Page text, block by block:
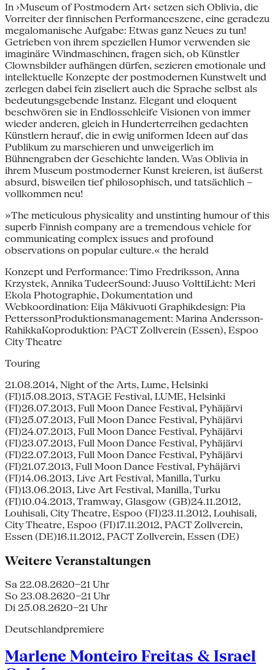
In ›Museum of Postmodern Art‹ setzen sich Oblivia, die
Vorreiter der finnischen Performanceszene, eine geradezu
megalomanische Aufgabe: Etwas ganz Neues zu tun!
Getrieben von ihrem speziellen Humor verwenden sie
imaginäre Windmaschinen, fragen sich, ob Künstler
Clownsbilder aufhängen dürfen, sezieren emotionale und
intellektuelle Konzepte der postmodernen Kunstwelt und
zerlegen dabei fein ziseliert auch die Sprache selbst als
bedeutungsgebende Instanz. Elegant und eloquent
beschwören sie in Endlosschleife Visionen von immer
wieder anderen, gleich in Hunderterreihen gedachten
Künstlern herauf, die in ewig uniformen Ideen auf das
Publikum zu marschieren und unweigerlich im
Bühnengraben der Geschichte landen. Was Oblivia in
ihrem Museum postmoderner Kunst kreieren, ist äußerst
absurd, bisweilen tief philosophisch, und tatsächlich –
vollkommen neu!
»The meticulous physicality and unstinting humour of this
superb Finnish company are a tremendous vehicle for
communicating complex issues and profound
observations on popular culture.« the herald
Konzept und Performance: Timo Fredriksson, Anna
Krzystek, Annika TudeerSound: Juuso VolttiLicht: Meri
Ekola Photographie, Dokumentation und
Webkoordination: Eija Mäkivuoti Graphikdesign: Pia
PetterssonProduktionsmanagement: Marina Andersson-
RahikkaKoproduktion: PACT Zollverein (Essen), Espoo
City Theatre
Touring
21.08.2014, Night of the Arts, Lume, Helsinki
(FI)15.08.2013, STAGE Festival, LUME, Helsinki
(FI)26.07.2013, Full Moon Dance Festival, Pyhäjärvi
(FI)25.07.2013, Full Moon Dance Festival, Pyhäjärvi
(FI)24.07.2013, Full Moon Dance Festival, Pyhäjärvi
(FI)23.07.2013, Full Moon Dance Festival, Pyhäjärvi
(FI)22.07.2013, Full Moon Dance Festival, Pyhäjärvi
(FI)21.07.2013, Full Moon Dance Festival, Pyhäjärvi
(FI)14.06.2013, Live Art Festival, Manilla, Turku
(FI)13.06.2013, Live Art Festival, Manilla, Turku
(FI)10.04.2013, Tramway, Glasgow (GB)24.11.2012,
Louhisali, City Theatre, Espoo (FI)23.11.2012, Louhisali,
City Theatre, Espoo (FI)17.11.2012, PACT Zollverein,
Essen (DE)16.11.2012, PACT Zollverein, Essen (DE)
Weitere Veranstaltungen
Sa 22.08.2620–21 Uhr
So 23.08.2620–21 Uhr
Di 25.08.2620–21 Uhr
Deutschlandpremiere
Marlene Monteiro Freitas & Israel